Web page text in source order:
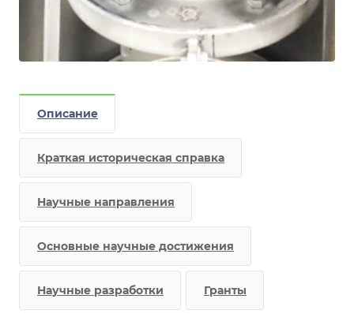
Описание
Краткая историческая справка
Научные направления
Основные научные достижения
Научные разработки Гранты